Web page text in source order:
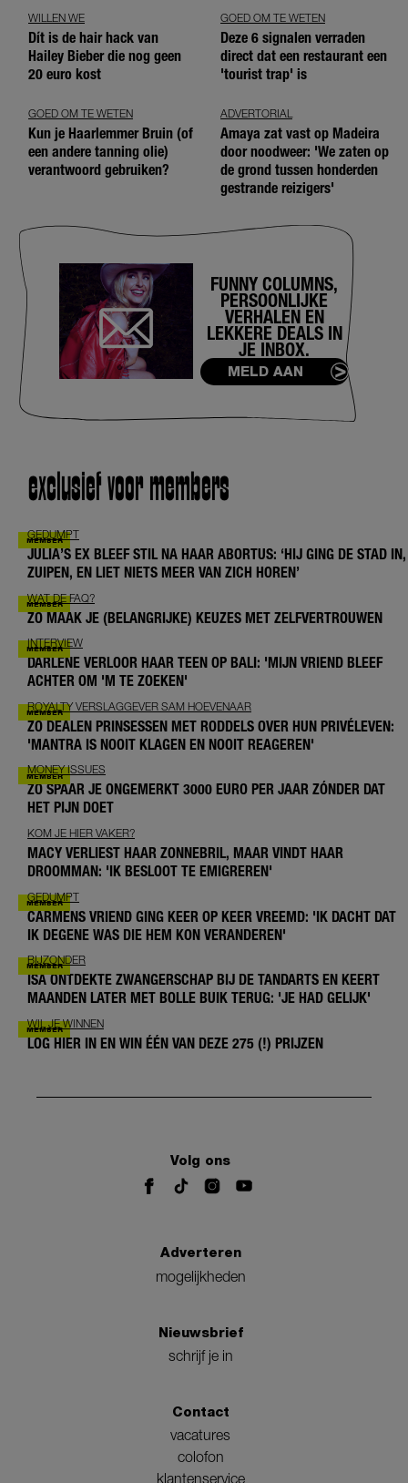
WILLEN WE
Dít is de hair hack van
Hailey Bieber die nog geen
20 euro kost
GOED OM TE WETEN
Deze 6 signalen verraden
direct dat een restaurant een
'tourist trap' is
GOED OM TE WETEN
Kun je Haarlemmer Bruin (of
een andere tanning olie)
verantwoord gebruiken?
ADVERTORIAL
Amaya zat vast op Madeira
door noodweer: 'We zaten op
de grond tussen honderden
gestrande reizigers'
FUNNY COLUMNS,
PERSOONLIJKE
VERHALEN EN
LEKKERE DEALS IN
JE INBOX.
MELD AAN
exclusief voor members
GEDUMPT
JULIA’S EX BLEEF STIL NA HAAR ABORTUS: ‘HIJ GING DE STAD IN,
ZUIPEN, EN LIET NIETS MEER VAN ZICH HOREN’
WAT DE FAQ?
ZO MAAK JE (BELANGRIJKE) KEUZES MET ZELFVERTROUWEN
INTERVIEW
DARLENE VERLOOR HAAR TEEN OP BALI: 'MIJN VRIEND BLEEF
ACHTER OM 'M TE ZOEKEN'
ROYALTY VERSLAGGEVER SAM HOEVENAAR
ZO DEALEN PRINSESSEN MET RODDELS OVER HUN PRIVÉLEVEN:
'MANTRA IS NOOIT KLAGEN EN NOOIT REAGEREN'
MONEY ISSUES
ZO SPAAR JE ONGEMERKT 3000 EURO PER JAAR ZÓNDER DAT
HET PIJN DOET
KOM JE HIER VAKER?
MACY VERLIEST HAAR ZONNEBRIL, MAAR VINDT HAAR
DROOMMAN: 'IK BESLOOT TE EMIGREREN'
GEDUMPT
CARMENS VRIEND GING KEER OP KEER VREEMD: 'IK DACHT DAT
IK DEGENE WAS DIE HEM KON VERANDEREN'
BIJZONDER
ISA ONTDEKTE ZWANGERSCHAP BIJ DE TANDARTS EN KEERT
MAANDEN LATER MET BOLLE BUIK TERUG: 'JE HAD GELIJK'
WIL JE WINNEN
LOG HIER IN EN WIN ÉÉN VAN DEZE 275 (!) PRIJZEN
Volg ons
Adverteren
mogelijkheden
Nieuwsbrief
schrijf je in
Contact
vacatures
colofon
klantenservice